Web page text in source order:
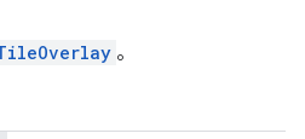
。